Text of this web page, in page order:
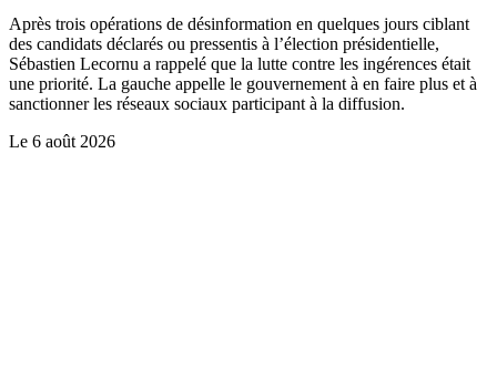
Après trois opérations de désinformation en quelques jours ciblant
des candidats déclarés ou pressentis à l’élection présidentielle,
Sébastien Lecornu a rappelé que la lutte contre les ingérences était
une priorité. La gauche appelle le gouvernement à en faire plus et à
sanctionner les réseaux sociaux participant à la diffusion.
Le 6 août 2026